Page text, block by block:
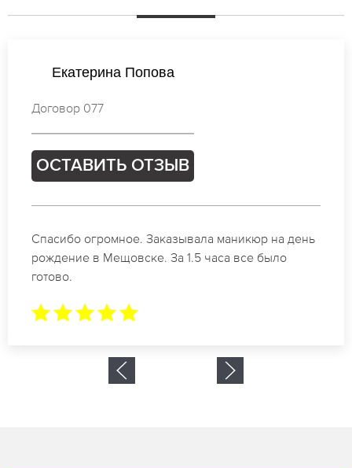
Анастасия Смирнова
Договор 119
ОСТАВИТЬ ОТЗЫВ
Идеальные специалисты своего дела по
маникюру в Мещовске. Замечательный результат.
Буду обращаться еще.